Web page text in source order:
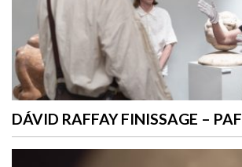
DÁVID RAFFAY FINISSAGE – PAF